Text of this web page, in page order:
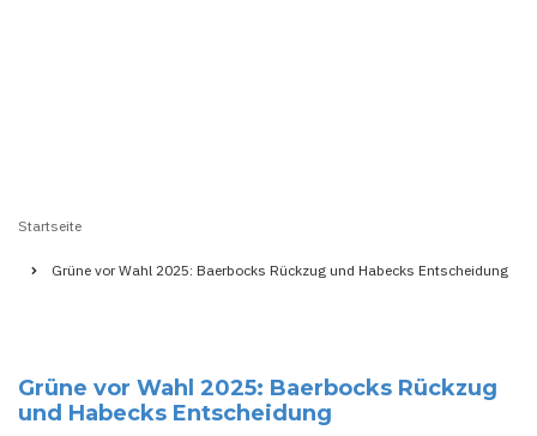
Startseite
Grüne vor Wahl 2025: Baerbocks Rückzug und Habecks Entscheidung
Grüne vor Wahl 2025: Baerbocks Rückzug
und Habecks Entscheidung